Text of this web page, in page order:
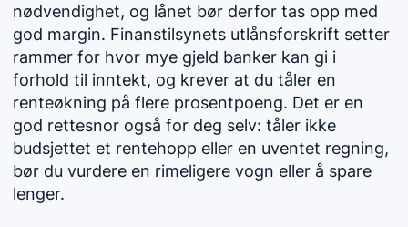
nødvendighet, og lånet bør derfor tas opp med
god margin. Finanstilsynets utlånsforskrift setter
rammer for hvor mye gjeld banker kan gi i
forhold til inntekt, og krever at du tåler en
renteøkning på flere prosentpoeng. Det er en
god rettesnor også for deg selv: tåler ikke
budsjettet et rentehopp eller en uventet regning,
bør du vurdere en rimeligere vogn eller å spare
lenger.